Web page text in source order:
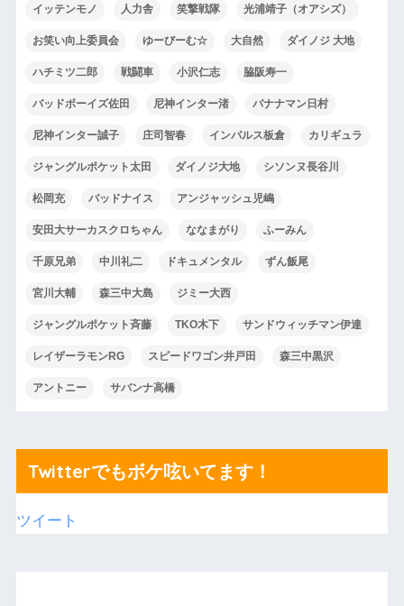
イッテンモノ 人力舎 笑撃戦隊 光浦靖子（オアシズ）
お笑い向上委員会 ゆーびーむ☆ 大自然 ダイノジ 大地
ハチミツ二郎 戦闘車 小沢仁志 脇阪寿一
バッドボーイズ佐田 尼神インター渚 バナナマン日村
尼神インター誠子 庄司智春 インパルス板倉 カリギュラ
ジャングルポケット太田 ダイノジ大地 シソンヌ長谷川
松岡充 バッドナイス アンジャッシュ児嶋
安田大サーカスクロちゃん ななまがり ふーみん
千原兄弟 中川礼二 ドキュメンタル ずん飯尾
宮川大輔 森三中大島 ジミー大西
ジャングルポケット斉藤 TKO木下 サンドウィッチマン伊達
レイザーラモンRG スピードワゴン井戸田 森三中黒沢
アントニー サバンナ高橋
Twitterでもボケ呟いてます！
ツイート